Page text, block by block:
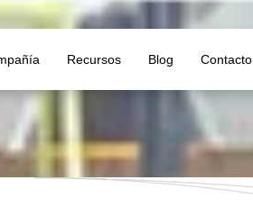
Recursos Blog Contacto